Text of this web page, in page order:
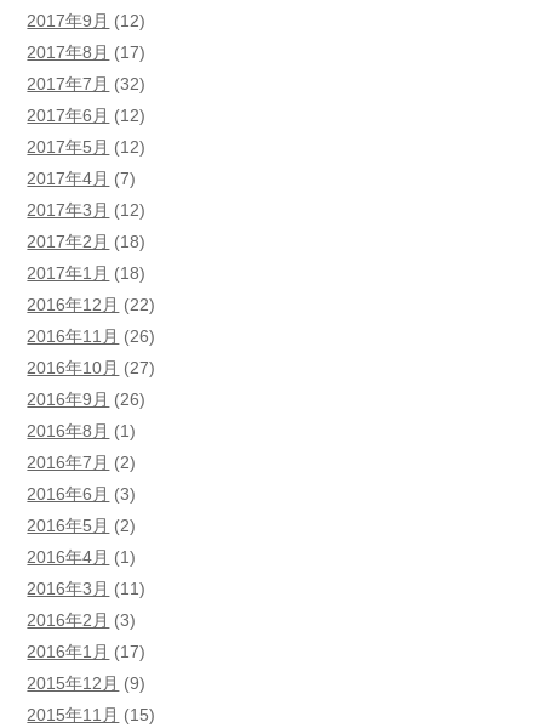
2017年9月 (12)
2017年8月 (17)
2017年7月 (32)
2017年6月 (12)
2017年5月 (12)
2017年4月 (7)
2017年3月 (12)
2017年2月 (18)
2017年1月 (18)
2016年12月 (22)
2016年11月 (26)
2016年10月 (27)
2016年9月 (26)
2016年8月 (1)
2016年7月 (2)
2016年6月 (3)
2016年5月 (2)
2016年4月 (1)
2016年3月 (11)
2016年2月 (3)
2016年1月 (17)
2015年12月 (9)
2015年11月 (15)